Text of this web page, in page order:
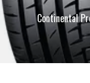
Continental